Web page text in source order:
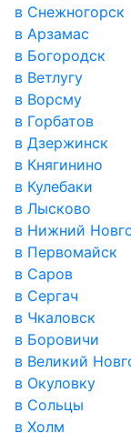
в Снежногорск
в Арзамас
в Богородск
в Ветлугу
в Ворсму
в Горбатов
в Дзержинск
в Княгинино
в Кулебаки
в Лысково
в Нижний
в Первомайск
в Саров
в Сергач
в Чкаловск
в Боровичи
в Великий
в Окуловку
в Сольцы
в Холм